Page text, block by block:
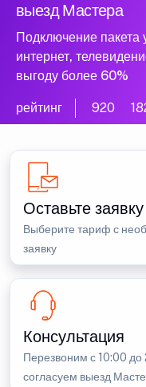
выезд Мастера
Подключение пакета
интернет,
выгоду более 60%
рейтинг 920
Оставьте заявку
Выберите тариф с
заявку
Консультация
Перезвоним с 10:00
согласуем выезд